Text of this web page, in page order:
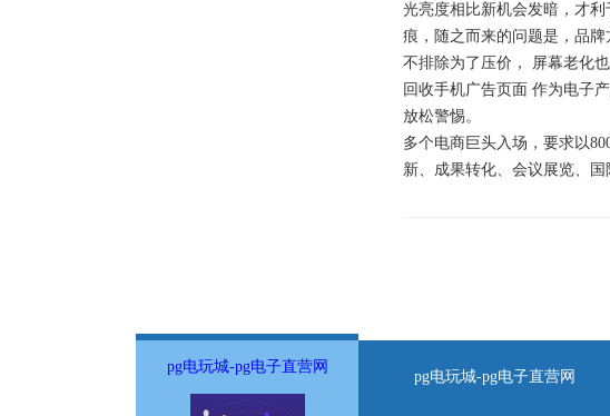
光亮度相比新机会发暗，才
痕，随之而来的问题是，品
不排除为了压价， 屏幕老化
回收手机广告页面 作为电子
放松警惕。
多个电商巨头入场，要求以
新、成果转化、会议展览、国
pg电玩城-pg电子直营网
pg电玩城-pg电子直营网